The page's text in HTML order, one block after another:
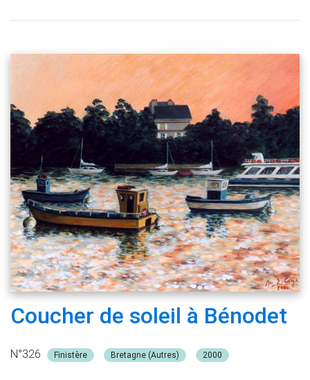
Coucher de soleil à Bénodet
N°326 Finistère Bretagne (Autres) 2000